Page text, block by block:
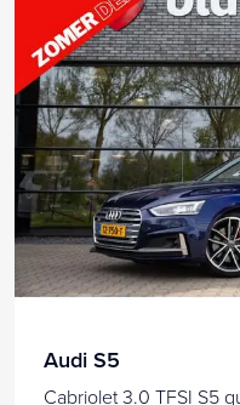
Audi S5
Cabriolet 3.0 TFSI S5